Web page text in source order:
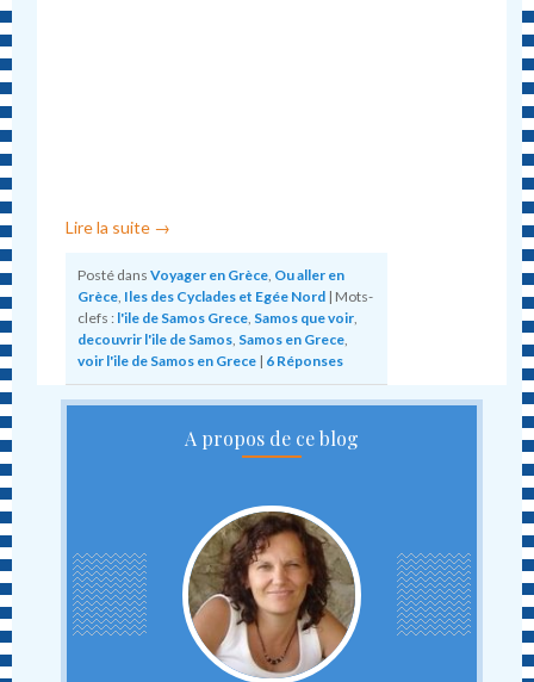
Lire la suite →
Posté dans Voyager en Grèce, Ou aller en
Grèce, Iles des Cyclades et Egée Nord | Mots-
clefs : l'ile de Samos Grece, Samos que voir,
decouvrir l'ile de Samos, Samos en Grece,
voir l'ile de Samos en Grece | 6 Réponses
A propos de ce blog